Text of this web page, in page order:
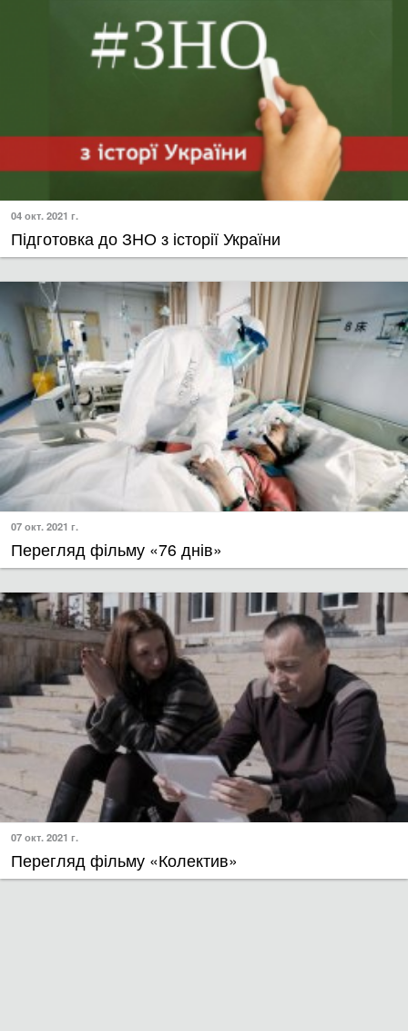
04 окт. 2021 г.
​Підготовка до ЗНО з історії України
07 окт. 2021 г.
Перегляд фільму «76 днів»
07 окт. 2021 г.
Перегляд фільму «Колектив»